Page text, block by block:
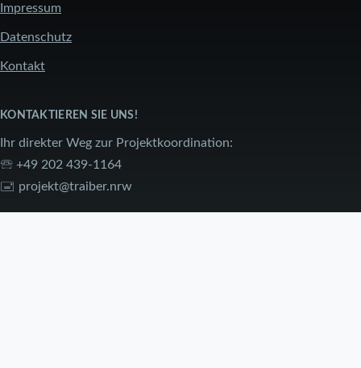
FUSSZEILE
Impressum
Datenschutz
Kontakt
KONTAKTIEREN SIE UNS!
Ihr direkter Weg zur Projektkoordination:
🕾 +49 202 439-1164
🖃 projekt@traiber.nrw